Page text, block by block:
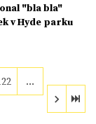
"bla bla"
v Hyde parku
…